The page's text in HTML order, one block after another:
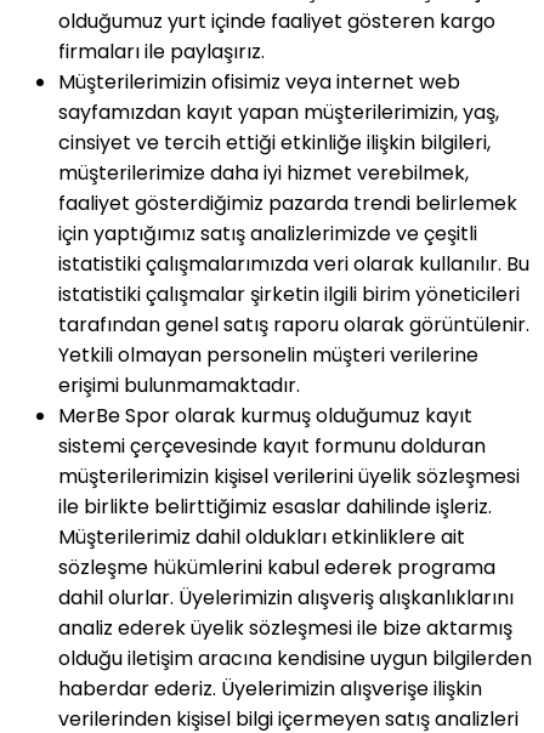
olduğumuz yurt içinde faaliyet gösteren kargo
firmaları ile paylaşırız.
Müşterilerimizin ofisimiz veya internet web
sayfamızdan kayıt yapan müşterilerimizin, yaş,
cinsiyet ve tercih ettiği etkinliğe ilişkin bilgileri,
müşterilerimize daha iyi hizmet verebilmek,
faaliyet gösterdiğimiz pazarda trendi belirlemek
için yaptığımız satış analizlerimizde ve çeşitli
istatistiki çalışmalarımızda veri olarak kullanılır. Bu
istatistiki çalışmalar şirketin ilgili birim yöneticileri
tarafından genel satış raporu olarak görüntülenir.
Yetkili olmayan personelin müşteri verilerine
erişimi bulunmamaktadır.
MerBe Spor olarak kurmuş olduğumuz kayıt
sistemi çerçevesinde kayıt formunu dolduran
müşterilerimizin kişisel verilerini üyelik sözleşmesi
ile birlikte belirttiğimiz esaslar dahilinde işleriz.
Müşterilerimiz dahil oldukları etkinliklere ait
sözleşme hükümlerini kabul ederek programa
dahil olurlar. Üyelerimizin alışveriş alışkanlıklarını
analiz ederek üyelik sözleşmesi ile bize aktarmış
olduğu iletişim aracına kendisine uygun bilgilerden
haberdar ederiz. Üyelerimizin alışverişe ilişkin
verilerinden kişisel bilgi içermeyen satış analizleri